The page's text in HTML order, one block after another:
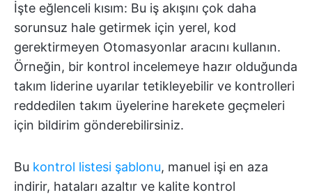
İşte eğlenceli kısım: Bu iş akışını çok daha
sorunsuz hale getirmek için yerel, kod
gerektirmeyen Otomasyonlar aracını kullanın.
Örneğin, bir kontrol incelemeye hazır olduğunda
takım liderine uyarılar tetikleyebilir ve kontrolleri
reddedilen takım üyelerine harekete geçmeleri
için bildirim gönderebilirsiniz.
Bu kontrol listesi şablonu, manuel işi en aza
indirir, hataları azaltır ve kalite kontrol